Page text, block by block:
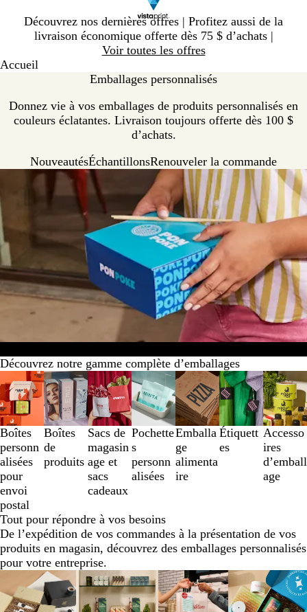
Découvrez nos dernières offres | Profitez aussi de la
livraison économique offerte dès 75 $ d’achats |
Voir toutes les offres
Diapositive
1
Accueil
Emballages personnalisés
Donnez vie à vos emballages de produits personnalisés en
couleurs éclatantes. Livraison toujours offerte dès 100 $
d’achats.
NouveautésÉchantillonsRenouveler la commande
Découvrez notre gamme complète d’emballages
Boîtes
personn
alisées
pour
envoi
postal
Boîtes
de
produits
Sacs de
magasin
age et
sacs
cadeaux
Pochette
s
personn
alisées
Emballa
ge
alimenta
ire
Étiquett
es
Accesso
ires
d’emball
age
Diapositives
1
à
3
sur
7
Tout pour répondre à vos besoins
De l’expédition de vos commandes à la présentation de vos
produits en magasin, découvrez des emballages personnalisés
pour votre entreprise.
Diapositives
1